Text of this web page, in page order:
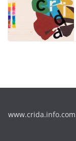
www.crida.info.com